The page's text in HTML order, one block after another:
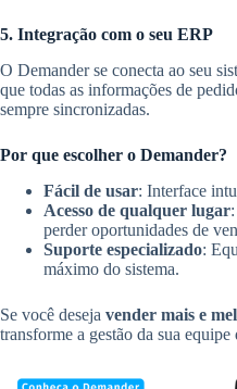
5. Integração com o seu ERP
O Demander se conecta ao seu
que todas as informações de
sempre sincronizadas.
Por que escolher o Demander?
Fácil de usar: Interface
Acesso de qualquer lugar
perder oportunidades de
Suporte especializado:
máximo do sistema.
Se você deseja vender mais e
transforme a gestão da sua equipe